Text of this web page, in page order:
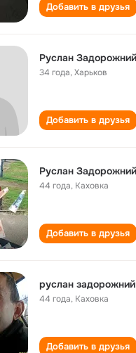
Добавить в друзья
Руслан Задорожний
34 года,Харьков
Добавить в друзья
Руслан Задорожний
44 года, Каховка
Добавить в друзья
руслан задорожний
44 года, Каховка
Добавить в друзья